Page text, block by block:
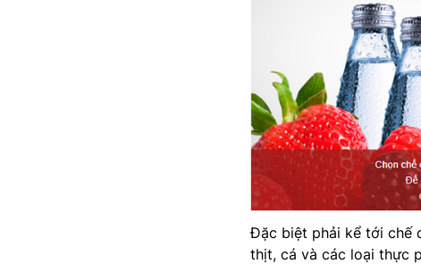
Đặc biệt phải kể tới chế
thịt, cá và các loại thực